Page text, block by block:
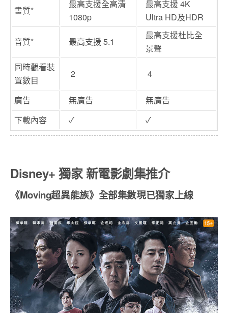
畫質*
最高支援全高清
1080p
最高支援 4K
Ultra HD及HDR
音質* 最高支援 5.1
最高支援杜比全
景聲
同時觀看裝
置數目
2 4
廣告 無廣告
無廣告
下載內容
✓ ✓
Disney+ 獨家 新電影劇集推介
《Moving超異能族》 全部集數現已獨家上線